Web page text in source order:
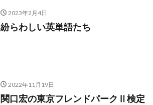
2023年2月4日
紛らわしい英単語たち
2022年11月19日
関口宏の東京フレンドパークⅡ検定